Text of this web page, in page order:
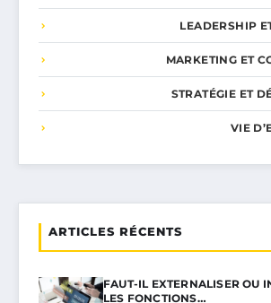
LEADERSHIP
MARKETING ET
STRATÉGIE ET
VIE
ARTICLES RÉCENTS
FAUT-IL EXTERNALISER OU
LES FONCTIONS…